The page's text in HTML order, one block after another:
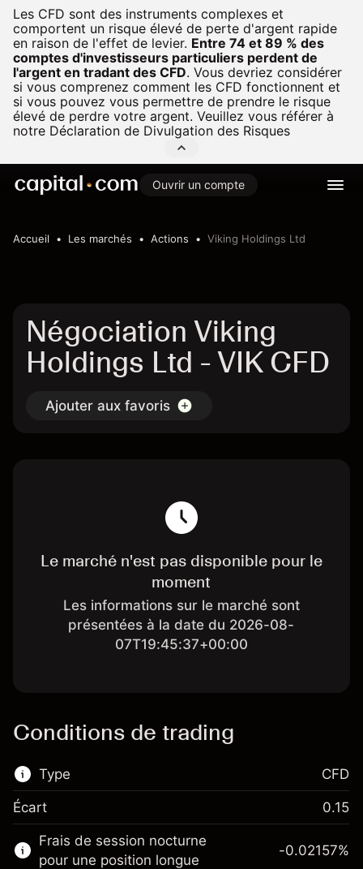
Les CFD sont des instruments complexes et
comportent un risque élevé de perte d'argent rapide
en raison de l'effet de levier. Entre 74 et 89 % des
comptes d'investisseurs particuliers perdent de
l'argent en tradant des CFD. Vous devriez considérer
si vous comprenez comment les CFD fonctionnent et
si vous pouvez vous permettre de prendre le risque
élevé de perdre votre argent. Veuillez vous référer à
notre Déclaration de Divulgation des Risques
Ouvrir un compte
Accueil Les marchés Actions Viking Holdings Ltd
Négociation Viking
Holdings Ltd - VIK CFD
Ajouter aux favoris
Le marché n'est pas disponible pour le
moment
Les informations sur le marché sont
présentées à la date du 2026-08-
07T19:45:37+00:00
Conditions de trading
Type
Ce marché financier est disponible pour le
trading de CFD.
CFD
Écart 0.15
Frais de session nocturne
pour une position longue
-0.02157%